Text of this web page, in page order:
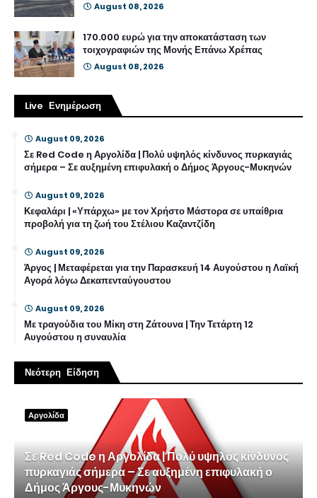
August 08, 2026
170.000 ευρώ για την αποκατάσταση των
τοιχογραφιών της Μονής Επάνω Χρέπας
August 08, 2026
Live Ενημέρωση
August 09, 2026
Σε Red Code η Αργολίδα | Πολύ υψηλός κίνδυνος πυρκαγιάς
σήμερα – Σε αυξημένη επιφυλακή ο Δήμος Άργους-Μυκηνών
August 09, 2026
Κεφαλάρι | «Υπάρχω» με τον Χρήστο Μάστορα σε υπαίθρια
προβολή για τη ζωή του Στέλιου Καζαντζίδη
August 09, 2026
Άργος | Μεταφέρεται για την Παρασκευή 14 Αυγούστου η Λαϊκή
Αγορά λόγω Δεκαπενταύγουστου
August 09, 2026
Με τραγούδια του Μίκη στη Ζάτουνα | Την Τετάρτη 12
Αυγούστου η συναυλία
Νεότερη Είδηση
Αργολίδα
Σε Red Code η Αργολίδα | Πολύ υψηλός κίνδυνος
πυρκαγιάς σήμερα – Σε αυξημένη επιφυλακή ο
Δήμος Άργους-Μυκηνών